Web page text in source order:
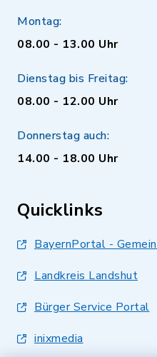
Montag:
08.00 - 13.00 Uhr
Dienstag bis Freitag:
08.00 - 12.00 Uhr
Donnerstag auch:
14.00 - 18.00 Uhr
Quicklinks
BayernPortal -
Landkreis Landshut
Bürger Service Portal
inixmedia